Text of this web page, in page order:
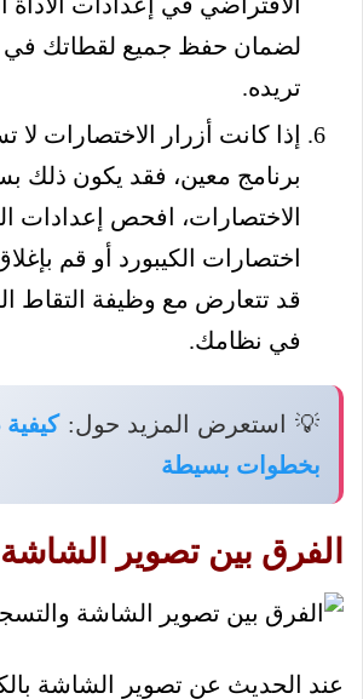
لضمان حفظ جميع لقطاتك في
تريده.
إذا كانت أزرار الاختصارات
برنامج معين، فقد يكون
الاختصارات، افحص إعدادات
اختصارات الكيبورد أو قم
قد تتعارض مع وظيفة التقاط
في نظامك.
💡 استعرض المزيد حول:
بخطوات بسيطة
الفرق بين تصوير
عند الحديث عن تصوير الشاشة